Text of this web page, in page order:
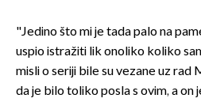
"Jedino što mi je tada palo na
uspio istražiti lik onoliko koliko
misli o seriji bile su vezane uz rad
da je bilo toliko posla s ovim, a on